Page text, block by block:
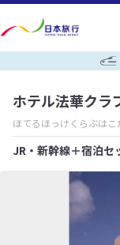
ホテル法華クラ
ほてるほっけくらぶはこ
JR・新幹線＋宿泊セ